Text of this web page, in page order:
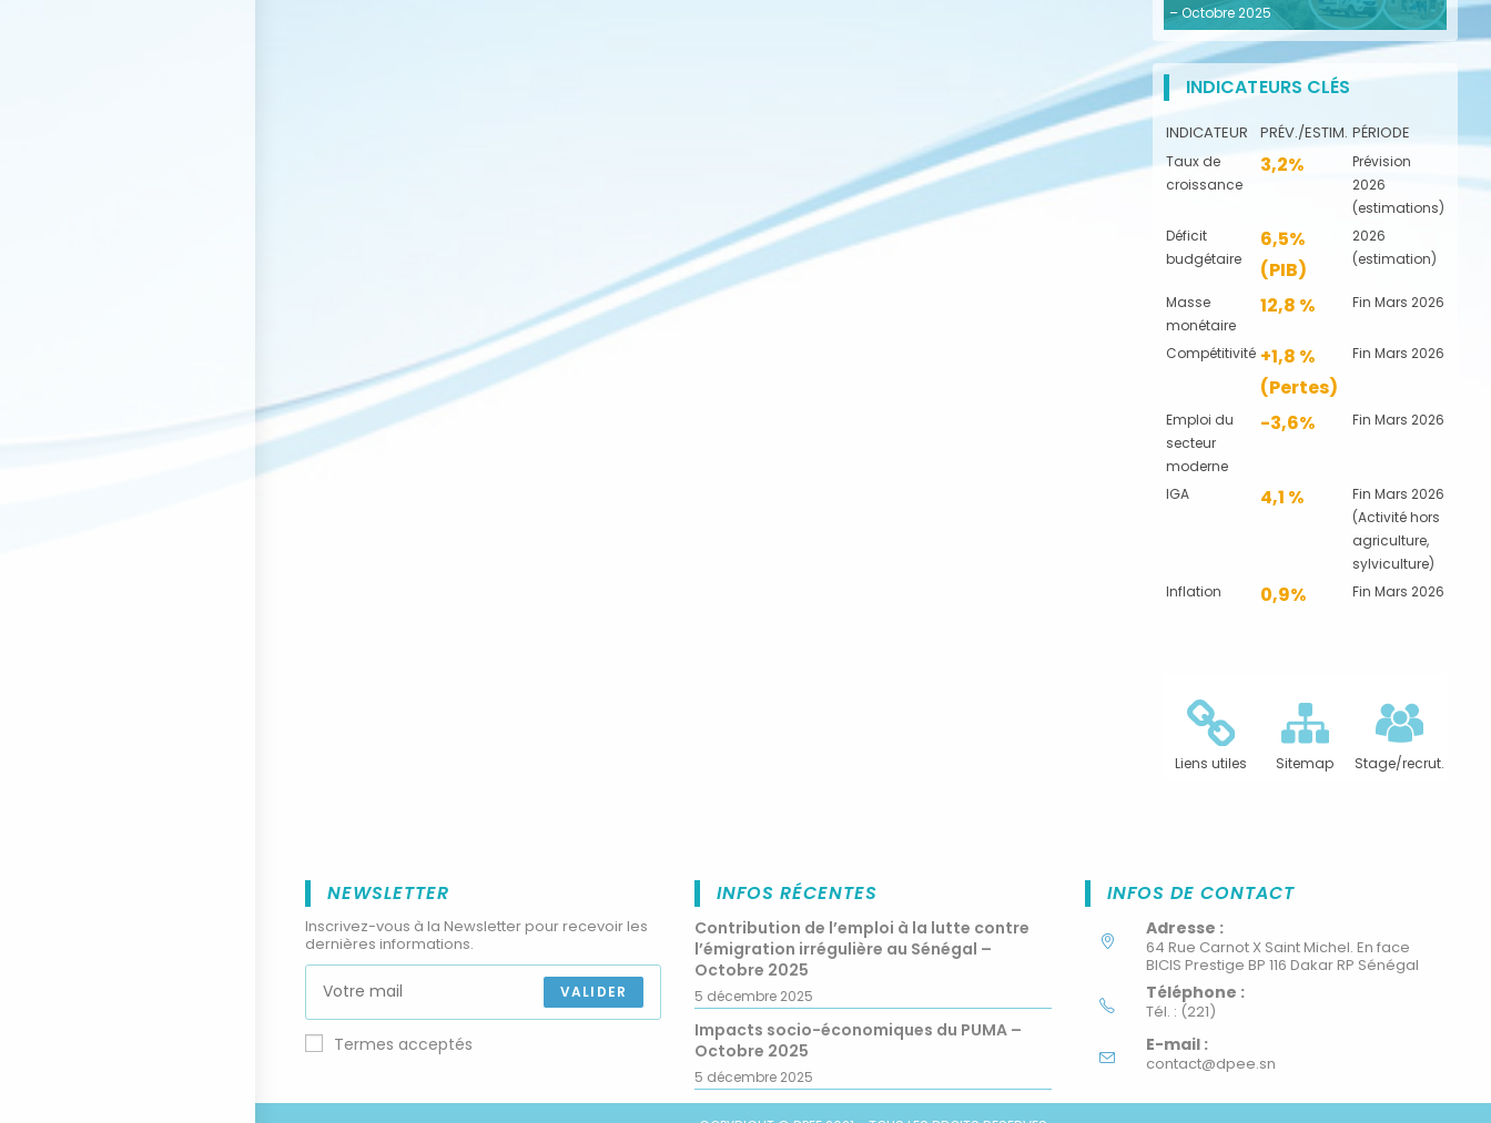
– Octobre 2025
INDICATEURS CLÉS
INDICATEUR PRÉV./ESTIM. PÉRIODE
Taux de
croissance
3,2%
Prévision
2026
(estimations)
Déficit
budgétaire
6,5%
(PIB)
2026
(estimation)
Masse
monétaire
12,8 % Fin Mars 2026
Compétitivité +1,8 %
(Pertes)
Fin Mars 2026
Emploi du
secteur
moderne
-3,6% Fin Mars 2026
IGA 4,1 %
Fin Mars 2026
(Activité hors
agriculture,
sylviculture)
Inflation
0,9% Fin Mars 2026
Liens utiles Sitemap Stage/recrut.
NEWSLETTER
Inscrivez-vous à la Newsletter pour recevoir les
dernières informations.
VALIDER
Termes acceptés
INFOS RÉCENTES
Contribution de l’emploi à la lutte contre
l’émigration irrégulière au Sénégal –
Octobre 2025
5 décembre 2025
Impacts socio-économiques du PUMA –
Octobre 2025
5 décembre 2025
INFOS DE CONTACT
Adresse :
64 Rue Carnot X Saint Michel. En face
BICIS Prestige BP 116 Dakar RP Sénégal
Téléphone :
Tél. : (221)
E-mail :
contact@dpee.sn